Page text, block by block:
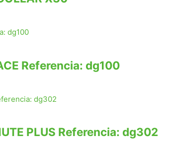
Referencia: dg100
PLUS Referencia: dg302